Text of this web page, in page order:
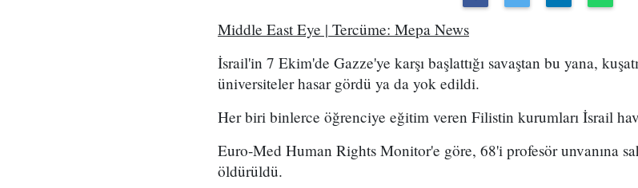
Middle East Eye | Tercüme: Mepa News
İsrail'in 7 Ekim'de Gazze'ye karşı başlattığı savaştan bu yana,
üniversiteler hasar gördü ya da yok edildi.
Her biri binlerce öğrenciye eğitim veren Filistin kurumları İsrail
Euro-Med Human Rights Monitor'e göre, 68'i profesör unvanına
öldürüldü.